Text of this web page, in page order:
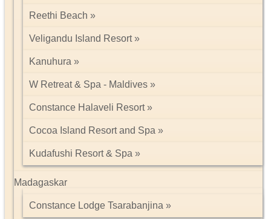
Reethi Beach
Veligandu Island Resort
Kanuhura
W Retreat & Spa - Maldives
Constance Halaveli Resort
Cocoa Island Resort and Spa
Kudafushi Resort & Spa
Madagaskar
Constance Lodge Tsarabanjina